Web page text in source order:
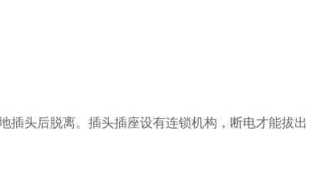
插头后脱离。插头插座设有连锁机构，断电才能拔出